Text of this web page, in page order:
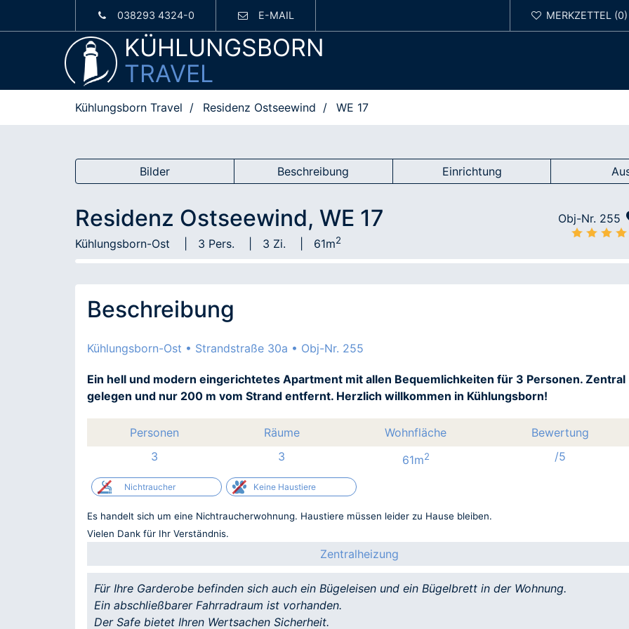
038293 4324-0 E-MAIL
KÜHLUNGSBORN
TRAVEL
Kühlungsborn Travel Residenz Ostseewind WE 17
Bilder Beschreibung Einrichtung
Residenz Ostseewind, WE 17
Kühlungsborn-Ost 3 Pers. 3 Zi. 61m2
Obj-Nr. 255
Beschreibung
Kühlungsborn-Ost • Strandstraße 30a • Obj-Nr. 255
Ein hell und modern eingerichtetes Apartment mit allen Bequemlichkeiten für 3 Personen. Zentral
gelegen und nur 200 m vom Strand entfernt. Herzlich willkommen in Kühlungsborn!
Personen
3
Räume
3
Wohnfläche
61m2
Bewertung
/5
Nichtraucher Keine Haustiere
Es handelt sich um eine Nichtraucherwohnung. Haustiere müssen leider zu Hause bleiben.
Vielen Dank für Ihr Verständnis.
Zentralheizung
Für Ihre Garderobe befinden sich auch ein Bügeleisen und ein Bügelbrett in der Wohnung.
Ein abschließbarer Fahrradraum ist vorhanden.
Der Safe bietet Ihren Wertsachen Sicherheit.